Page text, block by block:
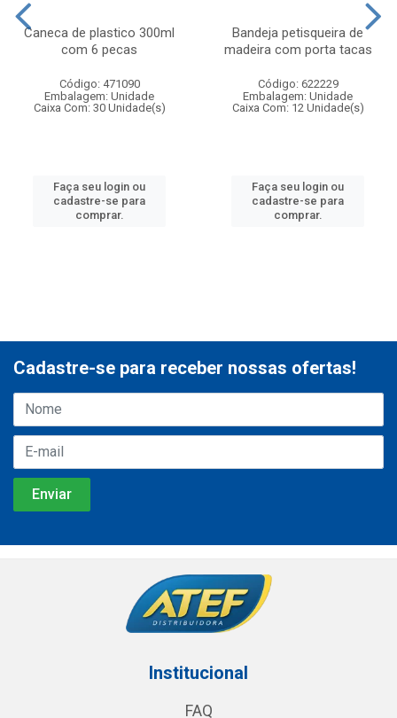
Caneca de plastico 300ml
com 6 pecas
Código: 471090
Embalagem: Unidade
Caixa Com: 30 Unidade(s)
Faça seu login ou
cadastre-se para
comprar.
Bandeja petisqueira de
madeira com porta tacas
Código: 622229
Embalagem: Unidade
Caixa Com: 12 Unidade(s)
Faça seu login ou
cadastre-se para
comprar.
Cadastre-se para receber nossas ofertas!
Institucional
FAQ